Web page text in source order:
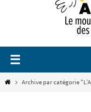
HomeArchive par catégorie